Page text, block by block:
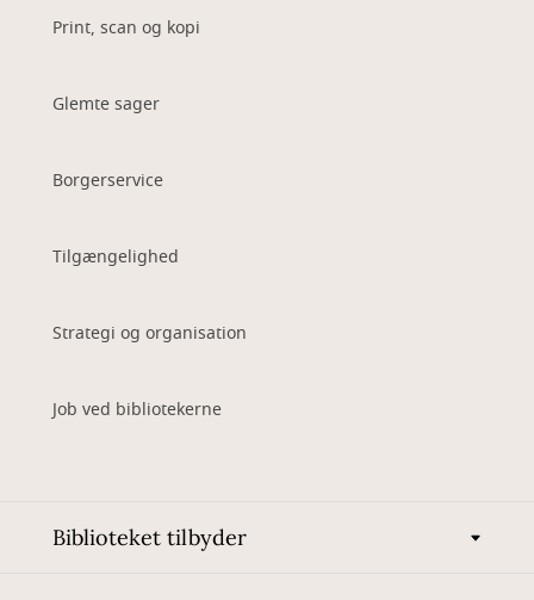
Print, scan og kopi
Glemte sager
Borgerservice
Tilgængelighed
Strategi og organisation
Job ved bibliotekerne
Biblioteket tilbyder